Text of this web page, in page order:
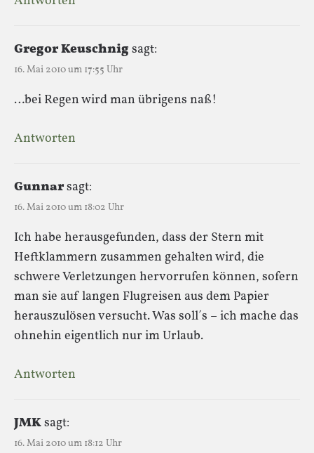
Gregor Keuschnigsagt:
16. Mai 2010 um 17:55 Uhr
…bei Regen wird man übrigens naß!
Antworten
Gunnarsagt:
16. Mai 2010 um 18:02 Uhr
Ich habe herausgefunden, dass der Stern mit
Heftklammern zusammen gehalten wird, die
schwere Verletzungen hervorrufen können, sofern
man sie auf langen Flugreisen aus dem Papier
herauszulösen versucht. Was soll´s – ich mache das
ohnehin eigentlich nur im Urlaub.
Antworten
JMKsagt:
16. Mai 2010 um 18:12 Uhr